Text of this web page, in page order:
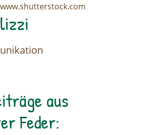
www.shutterstock.com
aus
Feder: